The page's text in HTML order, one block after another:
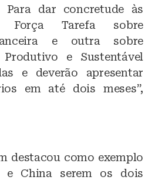
Para dar concretude às
Força Tarefa sobre
e outra sobre
Produtivo e Sustentável
e deverão apresentar
em até dois meses”,
destacou como exemplo
China serem os dois